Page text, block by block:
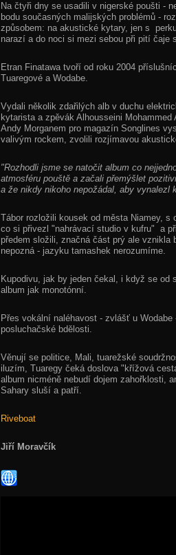
Na čtyři dny se usadili v nigerské poušti -
bodu současných malijských problémů -
způsobem: na akustické kytary, jen s
narazí a do noci si mezi sebou při pití čaje
Etran Finatawa tvoří od roku 2004
Tuaregové a Wodabe.
Vydali několik zdařilých alb v duchu
kytarista a zpěvák Alhousseini
Andy Morganem pro magazín Songlines
valivým rockem, zvolili rozjímavou
"Rozhodli jsme se natočit album co
atmosféru pouště a začali přemýšlet
a že nikdy nikoho nepožádal, aby
Tábor rozložili kousek od města Niamey, s
co si přivezl "nahrávací studio v kufru" a
předem složili, značná část prý ale
nepozná - jazyku tamashek nerozumíme.
Kupodivu, jak by jeden čekal, i když se
album jak monotónní.
Přes vokální naléhavost - zvlášť u
posluchačské bdělosti.
Věnují se politice, Mali, tuarežské
iluzím, Tuaregy čeká doslova "křížová
album nicméně nebudí dojem zahořklosti,
Sahary sluší a patří.
Riveboat
Jiří Moravčík